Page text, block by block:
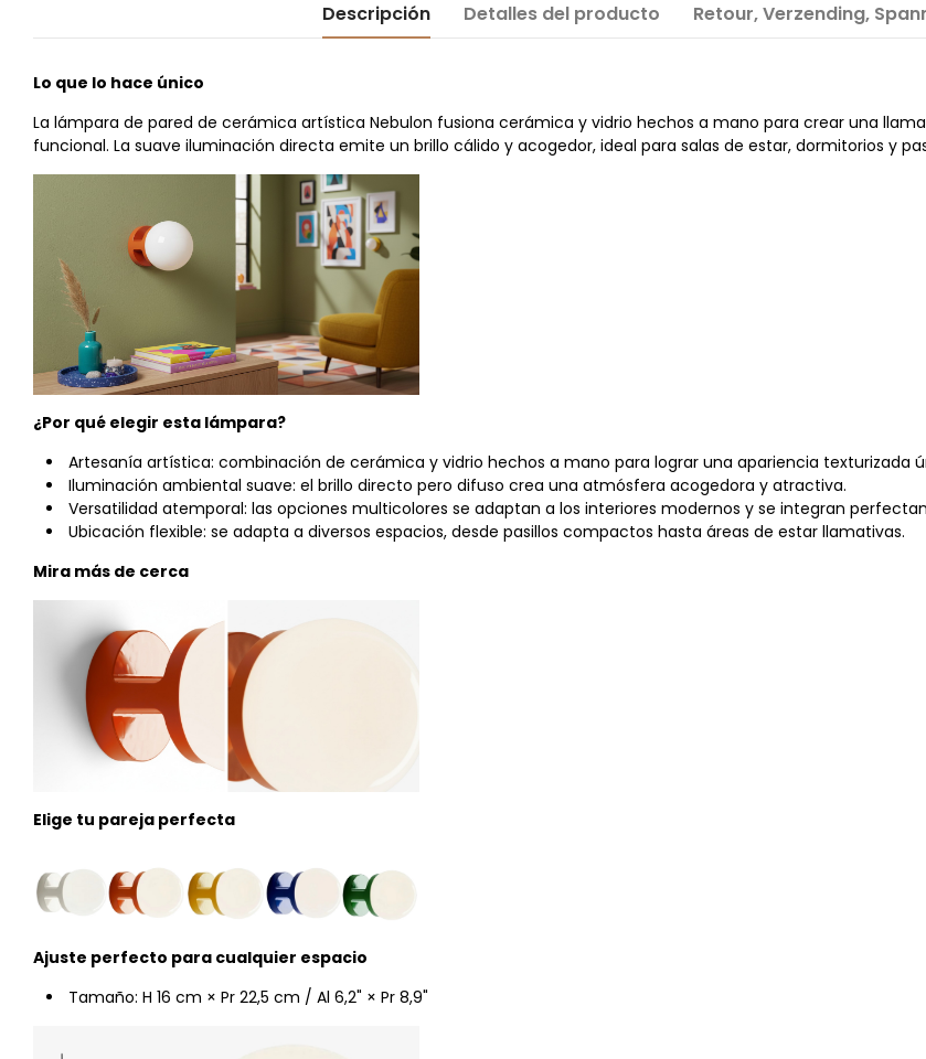
Descripción Detalles del producto Retour, Verzending,
Lo que lo hace único
La lámpara de pared de cerámica artística Nebulon fusiona cerámica y vidrio hechos a mano para crear una
funcional. La suave iluminación directa emite un brillo cálido y acogedor, ideal para salas de estar, dormitorios y
¿Por qué elegir esta lámpara?
Artesanía artística: combinación de cerámica y vidrio hechos a mano para lograr una apariencia texturizada
Iluminación ambiental suave: el brillo directo pero difuso crea una atmósfera acogedora y atractiva.
Versatilidad atemporal: las opciones multicolores se adaptan a los interiores modernos y se integran
Ubicación flexible: se adapta a diversos espacios, desde pasillos compactos hasta áreas de estar llamativas.
Mira más de cerca
Elige tu pareja perfecta
Ajuste perfecto para cualquier espacio
Tamaño: H 16 cm × Pr 22,5 cm / Al 6,2" × Pr 8,9"